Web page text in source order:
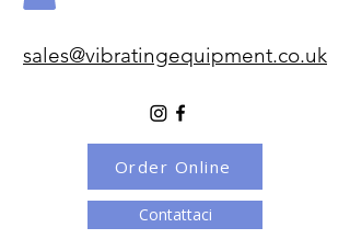
sales@vibratingequipment.co.uk
Contattaci
Order Online